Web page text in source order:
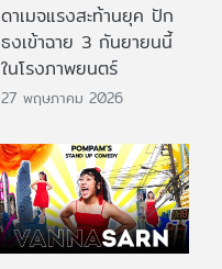
ดาเมจแรงสะท้านยุค ปัก
ธงเข้าฉาย 3 กันยายนนี้
ในโรงภาพยนตร์
27 พฤษภาคม 2026